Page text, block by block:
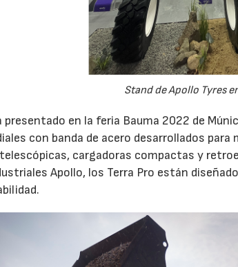
Stand de Apollo Tyres
presentado en la feria Bauma 2022 de
con banda de acero desarrollados
cargadoras compactas y
Apollo, los Terra Pro están